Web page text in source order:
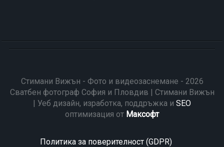
Стимани Вижън - Фото и видеозаснемане - 2026
Сватбен фотограф София и Пловдив | Стимани Вижън
| Уеб дизайн, изработка, поддръжка и SEO
оптимизация от Максофт
Политика за поверителност (GDPR)